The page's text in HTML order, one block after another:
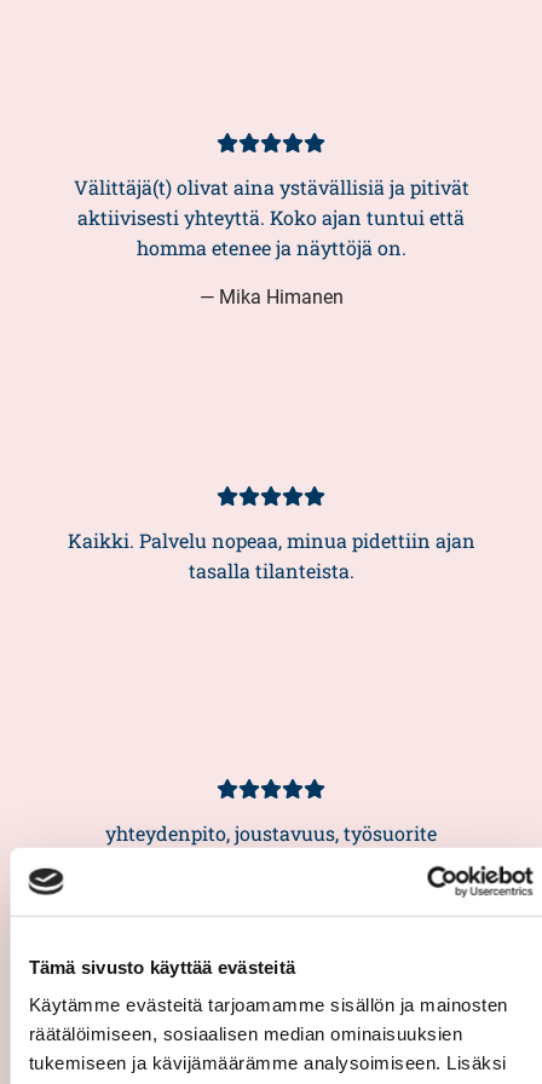
Tämä sivusto käyttää evästeitä
Käytämme evästeitä tarjoamamme sisällön ja mainosten
räätälöimiseen, sosiaalisen median ominaisuuksien
tukemiseen ja kävijämäärämme analysoimiseen. Lisäksi
Asiakasarvio
5/5
Välittäjä(t) olivat aina ystävällisiä ja pitivät
aktiivisesti yhteyttä. Koko ajan tuntui että
homma etenee ja näyttöjä on.
— Mika Himanen
Asiakasarvio
Kaikki. Palvelu nopeaa, minua pidettiin ajan
tasalla tilanteista.
Asiakasarvio
5/5
yhteydenpito, joustavuus, työsuorite
— Kyllä ja palautteeni saa julkaista nimelläni esimerkiksi
verkkosivuilla. Nimeni on